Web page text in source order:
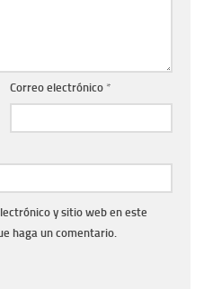
Correo electrónico *
y sitio web en este
haga un comentario.